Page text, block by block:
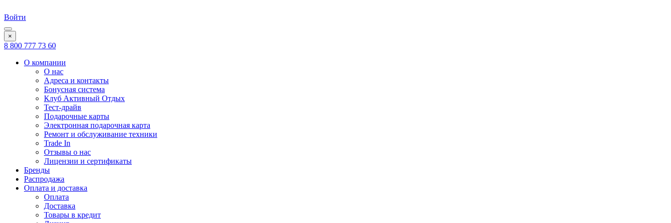
Войти
×
8 800 777 73 60
О компании
О нас
Адреса и контакты
Бонусная система
Клуб Активный Отдых
Тест-драйв
Подарочные карты
Электронная подарочная карта
Ремонт и обслуживание техники
Trade In
Отзывы о нас
Лицензии и сертификаты
Бренды
Распродажа
Оплата и доставка
Оплата
Доставка
Товары в кредит